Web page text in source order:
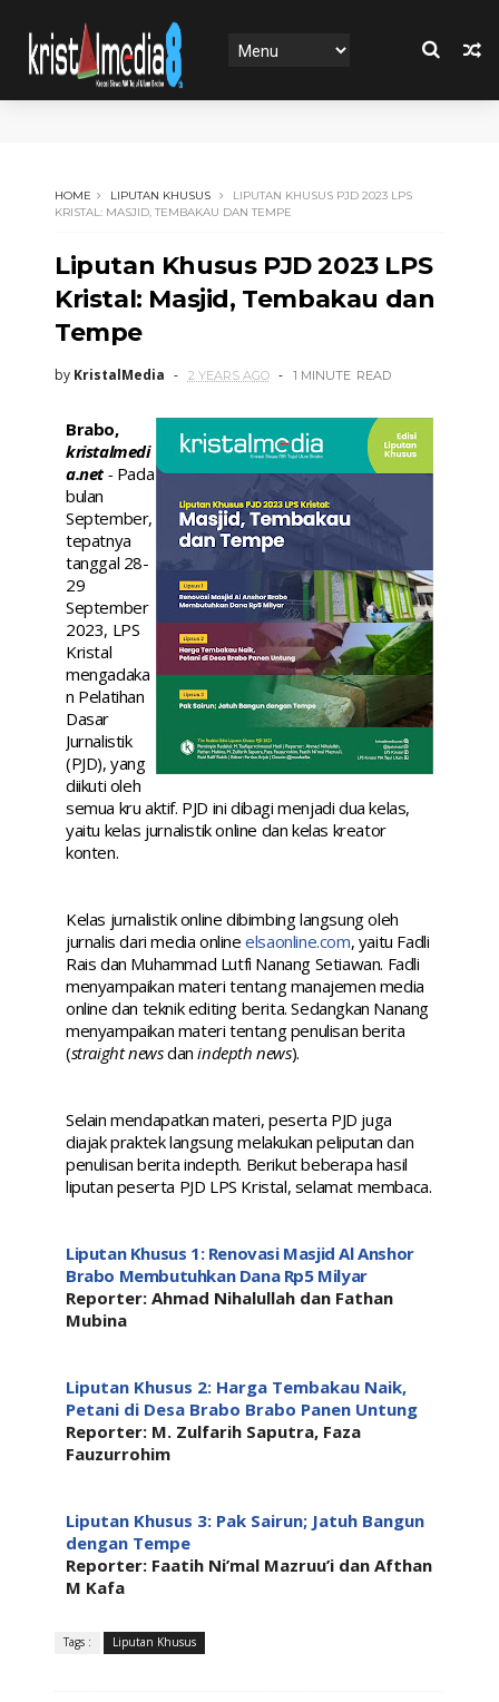
HOME LIPUTAN KHUSUS
LIPUTAN KHUSUS PJD 2023 LPS
KRISTAL: MASJID, TEMBAKAU DAN TEMPE
Liputan Khusus PJD 2023 LPS
Kristal: Masjid, Tembakau dan
Tempe
by KristalMedia 2 YEARS AGO 1 MINUTE READ
Brabo,
kristalmedi
a.net- Pada
bulan
September,
tepatnya
tanggal 28-
29
September
2023, LPS
Kristal
mengadaka
n Pelatihan
Dasar
Jurnalistik
(PJD), yang
diikuti oleh
semua kru aktif. PJD ini dibagi menjadi dua kelas,
yaitu kelas jurnalistik online dan kelas kreator
konten.
Kelas jurnalistik online dibimbing langsung oleh
jurnalis dari media onlineelsaonline.com, yaitu Fadli
Rais dan Muhammad Lutfi Nanang Setiawan. Fadli
menyampaikan materi tentang manajemen media
online dan teknik editing berita. Sedangkan Nanang
menyampaikan materi tentang penulisan berita
(straight newsdanindepth news).
Selain mendapatkan materi, peserta PJD juga
diajak praktek langsung melakukan peliputan dan
penulisan berita indepth. Berikut beberapa hasil
liputan peserta PJD LPS Kristal, selamat membaca.
Liputan Khusus 1: Renovasi Masjid Al Anshor
Brabo Membutuhkan Dana Rp5 Milyar
Reporter: Ahmad Nihalullah dan Fathan
Mubina
Liputan Khusus 2: Harga Tembakau Naik,
Petani di Desa Brabo Brabo Panen Untung
Reporter: M. Zulfarih Saputra, Faza
Fauzurrohim
Liputan Khusus 3: Pak Sairun; Jatuh Bangun
dengan Tempe
Reporter: Faatih Ni’mal Mazruu’i dan Afthan
M Kafa
Tags : Liputan Khusus